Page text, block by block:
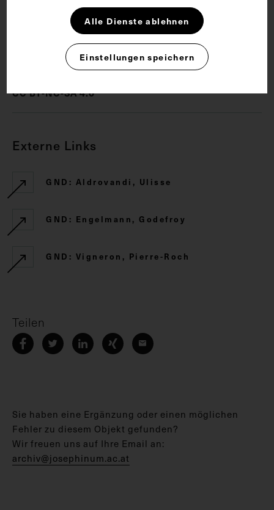
Naturwissenschaften
Zoologie
CC BY-NC-SA 4.0
Externe Links
GND: Aldrovandi, Ulisse
GND: Engelmann, Godefroy
GND: Vigneron, Pierre-Roch
Teilen
Sie haben eine Ergänzung oder einen möglichen
Fehler zu diesem Objekt gefunden?
Wir freuen uns auf Ihre Email an:
archiv@josephinum.ac.at
Alle Dienste ablehnen
Einstellungen speichern